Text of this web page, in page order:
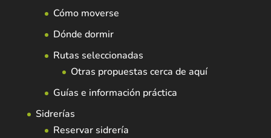
Cómo moverse
Dónde dormir
Rutas seleccionadas
Otras propuestas cerca de aquí
Guías e información práctica
Sidrerías
Reservar sidrería